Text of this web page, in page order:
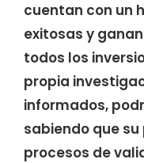
cuentan con un
exitosas y
todos los
propia
informados,
sabiendo que
procesos de